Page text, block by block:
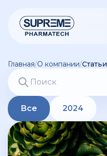
Главная/О компании/Статьи
Все 2024